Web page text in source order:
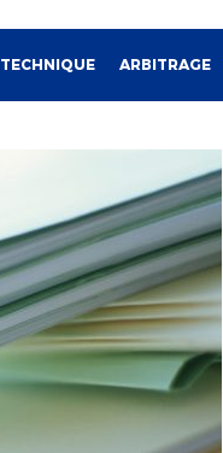
TECHNIQUE ARBITRAGE